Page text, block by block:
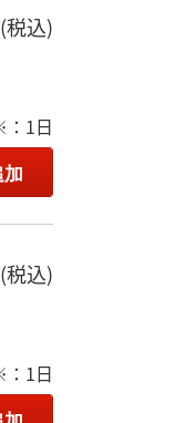
(税込)
1日
加
(税込)
1日